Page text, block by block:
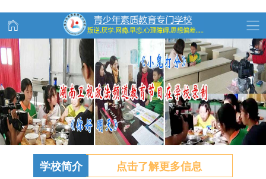
学校简介
点击了解更多信息